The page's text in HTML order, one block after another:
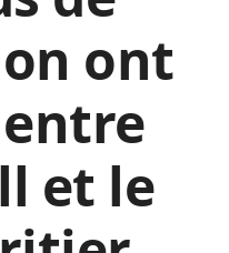
ont
et le